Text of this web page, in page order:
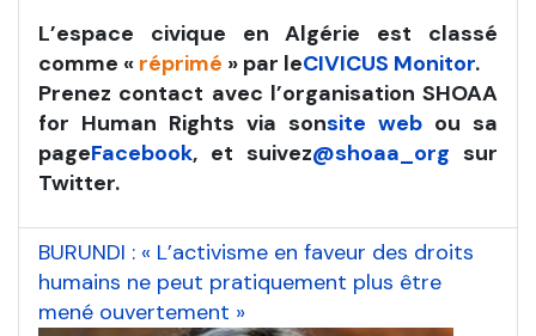
L’espace civique en Algérie est classé
comme « réprimé » par leCIVICUS Monitor.
Prenez contact avec l’organisation SHOAA
for Human Rights via sonsite web ou sa
pageFacebook, et suivez@shoaa_org sur
Twitter.
BURUNDI : « L’activisme en faveur des droits
humains ne peut pratiquement plus être
mené ouvertement »